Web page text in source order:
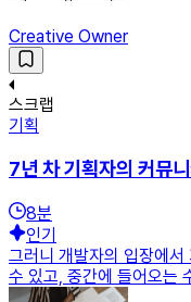
Creative Owner
스크랩
기획
7년 차 기획자의 커뮤
8분
인기
그러니 개발자의 입장에
수 있고, 중간에 들어오는